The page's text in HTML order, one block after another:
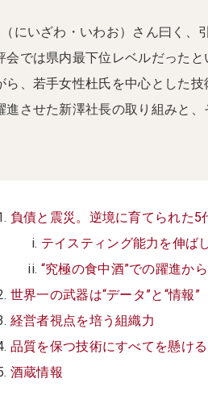
にいざわ・いわお）さん曰く、
会では県内最下位レベルだった
ら、若手女性杜氏を中心とした
進させた新澤社長の取り組みと
負債と震災。逆境に育てられた5
テイスティング能力を伸ば
“究極の食中酒”での躍進か
世界一の武器は“データ”と“情報”
経営者視点を培う組織力
品質を保つ技術にすべてを懸ける
酒蔵情報